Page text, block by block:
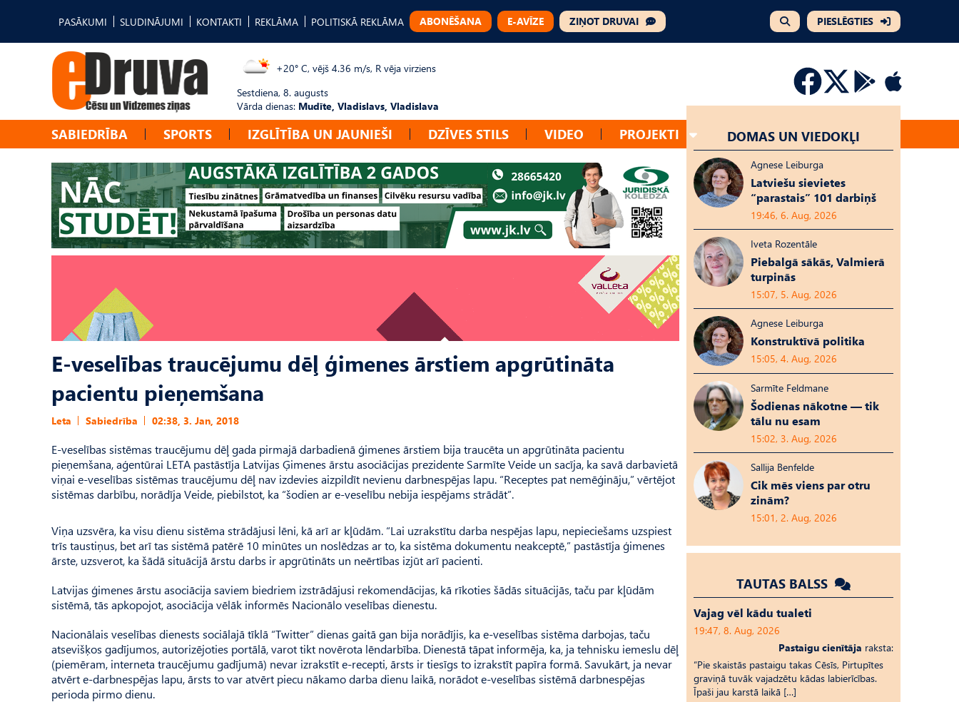
PASĀKUMI SLUDINĀJUMI KONTAKTI REKLĀMA POLITISKĀ REKLĀMA ABONĒŠANA E-AVĪZE ZIŅOT DRUVAI PIESLĒGTIES
+20° C, vējš 4.36 m/s, R vēja virziens
Sestdiena, 8. augusts
Vārda dienas: Mudīte, Vladislavs, Vladislava
SABIEDRĪBA SPORTS IZGLĪTĪBA UN JAUNIEŠI DZĪVES STILS VIDEO PROJEKTI
E-veselības traucējumu dēļ ģimenes ārstiem apgrūtināta
pacientu pieņemšana
Leta Sabiedrība 02:38, 3. Jan, 2018
E-veselības sistēmas traucējumu dēļ gada pirmajā darbadienā ģimenes ārstiem bija traucēta un apgrūtināta pacientu
pieņemšana, aģentūrai LETA pastāstīja Latvijas Ģimenes ārstu asociācijas prezidente Sarmīte Veide un sacīja, ka savā darbavietā
viņai e-veselības sistēmas traucējumu dēļ nav izdevies aizpildīt nevienu darbnespējas lapu. “Receptes pat nemēģināju,” vērtējot
sistēmas darbību, norādīja Veide, piebilstot, ka “šodien ar e-veselību nebija iespējams strādāt”.
Viņa uzsvēra, ka visu dienu sistēma strādājusi lēni, kā arī ar kļūdām. “Lai uzrakstītu darba nespējas lapu, nepieciešams uzspiest
trīs taustiņus, bet arī tas sistēmā patērē 10 minūtes un noslēdzas ar to, ka sistēma dokumentu neakceptē,” pastāstīja ģimenes
ārste, uzsverot, ka šādā situācijā ārstu darbs ir apgrūtināts un neērtības izjūt arī pacienti.
Latvijas ģimenes ārstu asociācija saviem biedriem izstrādājusi rekomendācijas, kā rīkoties šādās situācijās, taču par kļūdām
sistēmā, tās apkopojot, asociācija vēlāk informēs Nacionālo veselības dienestu.
Nacionālais veselības dienests sociālajā tīklā “Twitter” dienas gaitā gan bija norādījis, ka e-veselības sistēma darbojas, taču
atsevišķos gadījumos, autorizējoties portālā, varot tikt novērota lēndarbība. Dienestā tāpat informēja, ka, ja tehnisku iemeslu dēļ
(piemēram, interneta traucējumu gadījumā) nevar izrakstīt e-recepti, ārsts ir tiesīgs to izrakstīt papīra formā. Savukārt, ja nevar
atvērt e-darbnespējas lapu, ārsts to var atvērt piecu nākamo darba dienu laikā, norādot e-veselības sistēmā darbnespējas
perioda pirmo dienu.
DOMAS UN VIEDOKĻI
Agnese Leiburga
Latviešu sievietes
“parastais” 101 darbiņš
19:46, 6. Aug, 2026
Iveta Rozentāle
Piebalgā sākās, Valmierā
turpinās
15:07, 5. Aug, 2026
Agnese Leiburga
Konstruktīvā politika
15:05, 4. Aug, 2026
Sarmīte Feldmane
Šodienas nākotne — tik
tālu nu esam
15:02, 3. Aug, 2026
Sallija Benfelde
Cik mēs viens par otru
zinām?
15:01, 2. Aug, 2026
TAUTAS BALSS
Vajag vēl kādu tualeti
19:47, 8. Aug, 2026
Pastaigu cienītāja raksta:
“Pie skaistās pastaigu takas Cēsīs, Pirtupītes
graviņā tuvāk vajadzētu kādas labierīcības.
Īpaši jau karstā laikā […]